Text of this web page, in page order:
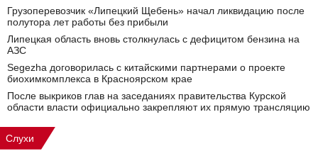
Грузоперевозчик «Липецкий Щебень» начал ликвидацию после
полутора лет работы без прибыли
Липецкая область вновь столкнулась с дефицитом бензина на
АЗС
Segezha договорилась с китайскими партнерами о проекте
биохимкомплекса в Красноярском крае
После выкриков глав на заседаниях правительства Курской
области власти официально закрепляют их прямую трансляцию
Слухи